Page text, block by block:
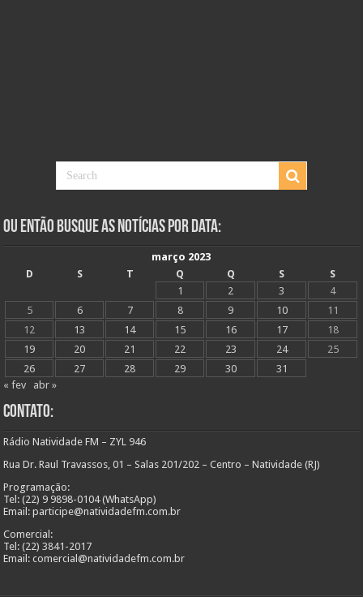
Ou Então Busque as Notícias Por Data:
março 2023
D
S T Q Q S
S
1
2 3
4
5
6 7 8 9 10
11
12
13 14 15 16 17
18
19
20 21 22 23 24
25
26
27 28 29 30
31
« fev
abr »
Contato:
Rádio Natividade FM – ZYL 946
Rua Dr. Raul Travassos, 01 – Salas 201/202 – Centro – Natividade (RJ)
Programação:
Tel: (22) 9 9898-0104 (WhatsApp)
Email: participe@natividadefm.com.br
Comercial:
Tel: (22) 3841-2017
Email: comercial@natividadefm.com.br